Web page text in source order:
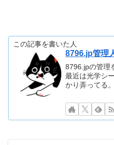
この記事を書いた人
8796.jp管理
8796.jpの管理
最近は光学シ
かり弄ってる。